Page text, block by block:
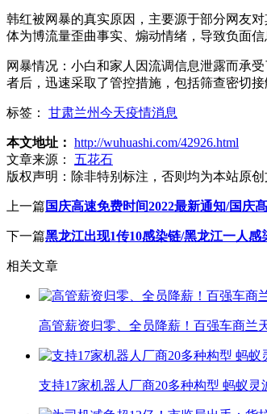
韩红被网暴的真实原因，主要源于部分网友
体为博流量歪曲事实、煽动情绪，导致负面
网暴情况：小白和家人因流调信息泄露而承
者后，迅速采取了管控措施，包括筛查密切
标签： 甘肃兰州今天疫情消息
本文地址： http://wuhuashi.com/42926.html
文章来源：
五花石
版权声明： 除非特别标注，否则均为本站原
上一篇 国庆高速免费时间2022最新通知/国庆
下一篇黑龙江出现1传10感染链/黑龙江一人感
相关文章
高管薪资归零、全员降薪！百强车商兰
支持17家机器人厂商20多种构型 蚂蚁